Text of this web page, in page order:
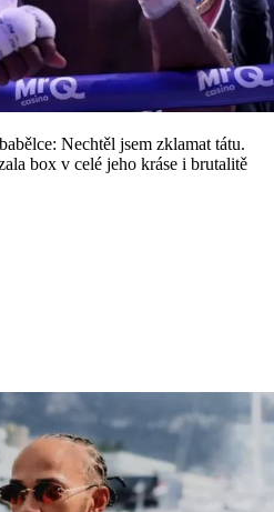
Nechtěl jsem zklamat tátu.
box v celé jeho kráse i brutalitě